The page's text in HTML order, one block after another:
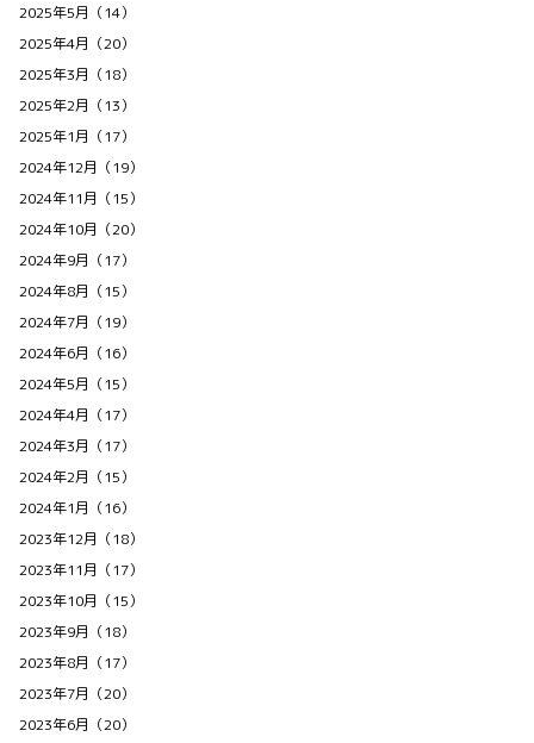
2025年5月（14）
2025年4月（20）
2025年3月（18）
2025年2月（13）
2025年1月（17）
2024年12月（19）
2024年11月（15）
2024年10月（20）
2024年9月（17）
2024年8月（15）
2024年7月（19）
2024年6月（16）
2024年5月（15）
2024年4月（17）
2024年3月（17）
2024年2月（15）
2024年1月（16）
2023年12月（18）
2023年11月（17）
2023年10月（15）
2023年9月（18）
2023年8月（17）
2023年7月（20）
2023年6月（20）